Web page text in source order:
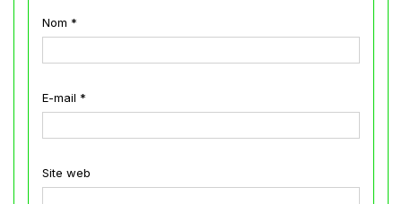
Nom *
E-mail *
Site web